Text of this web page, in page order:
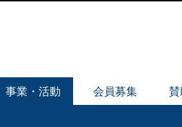
事業・活動 会員募集